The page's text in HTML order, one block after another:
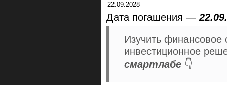
22.09.2028
Дата погашения —
Изучить финансовое
инвестиционное
смартлабе 👇